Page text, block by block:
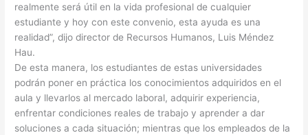
realmente será útil en la vida profesional de cualquier
estudiante y hoy con este convenio, esta ayuda es una
realidad”, dijo director de Recursos Humanos, Luis Méndez
Hau.
De esta manera, los estudiantes de estas universidades
podrán poner en práctica los conocimientos adquiridos en el
aula y llevarlos al mercado laboral, adquirir experiencia,
enfrentar condiciones reales de trabajo y aprender a dar
soluciones a cada situación; mientras que los empleados de la